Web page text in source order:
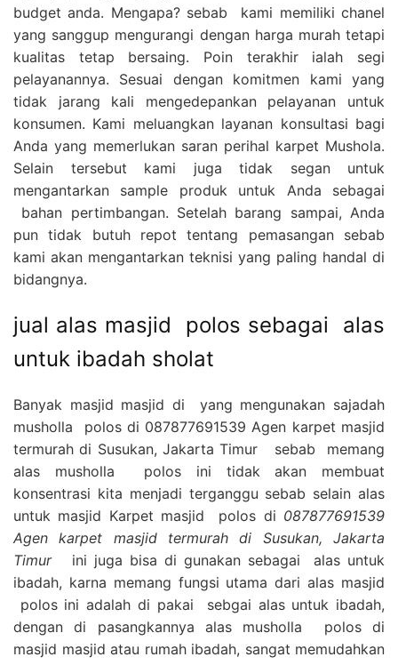
budget anda. Mengapa? sebab kami memiliki chanel
yang sanggup mengurangi dengan harga murah tetapi
kualitas tetap bersaing. Poin terakhir ialah segi
pelayanannya. Sesuai dengan komitmen kami yang
tidak jarang kali mengedepankan pelayanan untuk
konsumen. Kami meluangkan layanan konsultasi bagi
Anda yang memerlukan saran perihal karpet Mushola.
Selain tersebut kami juga tidak segan untuk
mengantarkan sample produk untuk Anda sebagai
bahan pertimbangan. Setelah barang sampai, Anda
pun tidak butuh repot tentang pemasangan sebab
kami akan mengantarkan teknisi yang paling handal di
bidangnya.
jual alas masjid polos sebagai alas
untuk ibadah sholat
Banyak masjid masjid di yang mengunakan sajadah
musholla polos di 087877691539 Agen karpet masjid
termurah di Susukan, Jakarta Timur sebab memang
alas musholla polos ini tidak akan membuat
konsentrasi kita menjadi terganggu sebab selain alas
untuk masjid Karpet masjid polos di 087877691539
Agen karpet masjid termurah di Susukan, Jakarta
Timur
ini juga bisa di gunakan sebagai alas untuk
ibadah, karna memang fungsi utama dari alas masjid
polos ini adalah di pakai sebgai alas untuk ibadah,
dengan di pasangkannya alas musholla polos di
masjid masjid atau rumah ibadah, sangat memudahkan